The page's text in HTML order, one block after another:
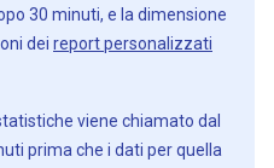
30 minuti, e la dimensione
dei report personalizzati
viene chiamato dal
prima che i dati per quella